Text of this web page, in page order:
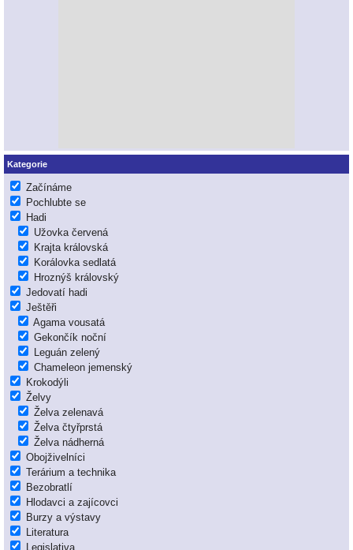
Kategorie
Začínáme
Pochlubte se
Hadi
Užovka červená
Krajta královská
Korálovka sedlatá
Hroznýš královský
Jedovatí hadi
Ještěři
Agama vousatá
Gekončík noční
Leguán zelený
Chameleon jemenský
Krokodýli
Želvy
Želva zelenavá
Želva čtyřprstá
Želva nádherná
Obojživelníci
Terárium a technika
Bezobratlí
Hlodavci a zajícovci
Burzy a výstavy
Literatura
Legislativa